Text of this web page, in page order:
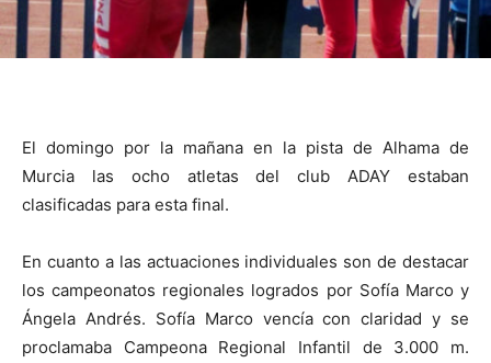
El domingo por la mañana en la pista de Alhama de
Murcia las ocho atletas del club ADAY estaban
clasificadas para esta final.
En cuanto a las actuaciones individuales son de destacar
los campeonatos regionales logrados por Sofía Marco y
Ángela Andrés. Sofía Marco vencía con claridad y se
proclamaba Campeona Regional Infantil de 3.000 m.